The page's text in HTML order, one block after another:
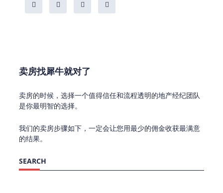
卖房找犀牛就对了
卖房的时候，选择一个值得信任和流程透明的地产经纪团队
是你最明智的选择。
我们的卖房步骤如下，一定会让您用最少的佣金收获最满意
的结果。
SEARCH